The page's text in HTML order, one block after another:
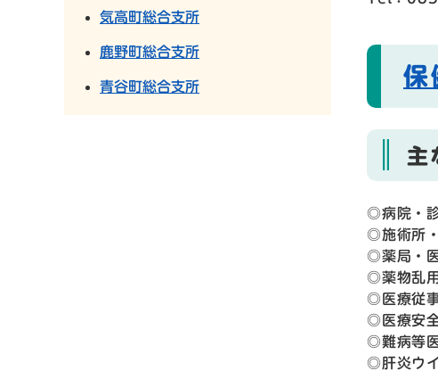
保
主
◎病院・
◎施術所
◎薬局・
◎薬物乱
◎医療従
◎医療安
◎難病等
◎肝炎ウ
気高町総合支所
鹿野町総合支所
青谷町総合支所